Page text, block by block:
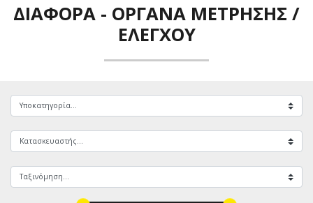
ΔΙΆΦΟΡΑ - ΌΡΓΑΝΑ ΜΈΤΡΗΣΗΣ /
ΕΛΈΓΧΟΥ